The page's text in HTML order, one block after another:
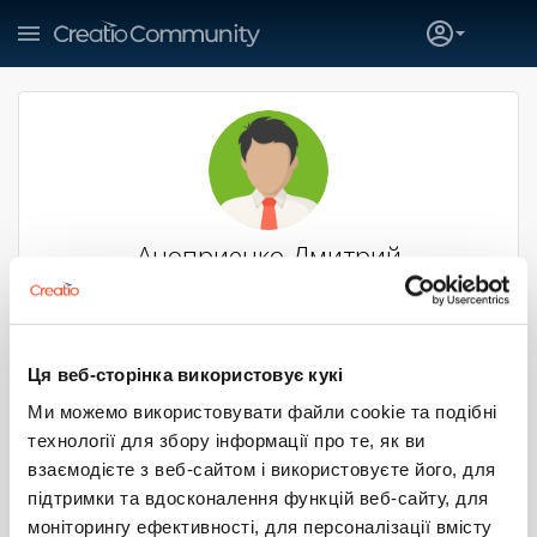
Ця веб-сторінка використовує кукі
Ми можемо використовувати файли cookie та подібні
технології для збору інформації про те, як ви
взаємодієте з веб-сайтом і використовуєте його, для
підтримки та вдосконалення функцій веб-сайту, для
моніторингу ефективності, для персоналізації вмісту
Аноприенко Дмитрий
N/A Киев
SUBSCRIBE
4 2 2 0
Больше